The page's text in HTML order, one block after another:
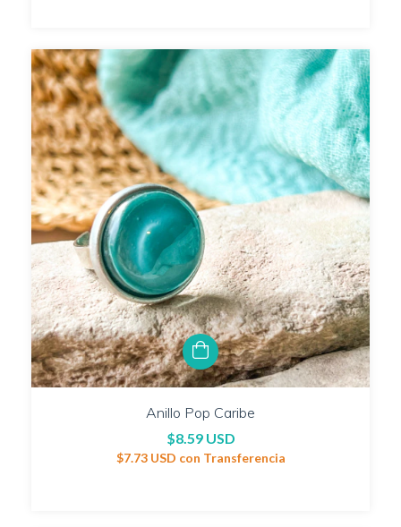
Anillo Pop Caribe
$8.59 USD
$7.73 USD con Transferencia